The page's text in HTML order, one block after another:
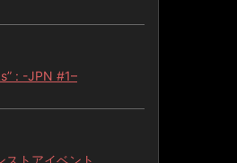
: -JPN #1–
ストアイベント